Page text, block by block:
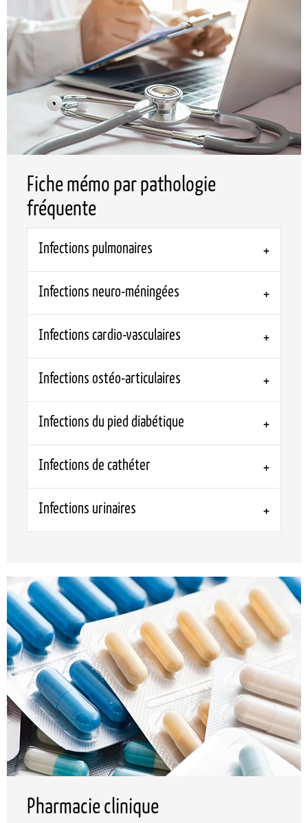
Fiche mémo par pathologie
fréquente
Infections pulmonaires
Infections neuro-méningées
Infections cardio-vasculaires
Infections ostéo-articulaires
Infections du pied diabétique
Infections de cathéter
Infections urinaires
Pharmacie clinique